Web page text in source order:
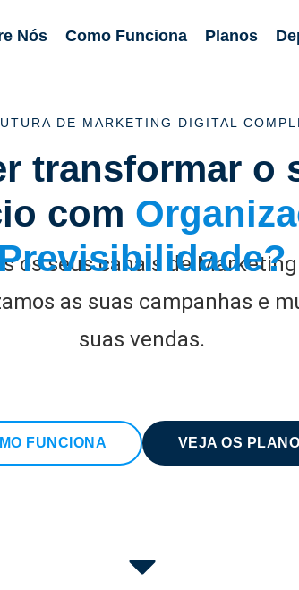
Nós Como Funciona Planos
DE MARKETING DIGITAL
transformar o
com
os seus canais de
as suas campanhas e
suas vendas.
FUNCIONA VEJA OS